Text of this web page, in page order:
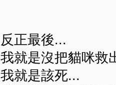
反正最後...
我就是沒把貓咪救
我就是該死...